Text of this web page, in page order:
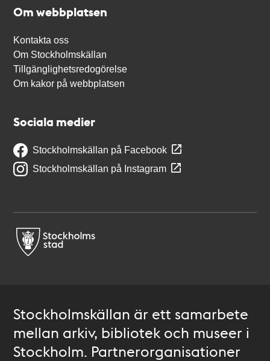
Om webbplatsen
Kontakta oss
Om Stockholmskällan
Tillgänglighetsredogörelse
Om kakor på webbplatsen
Sociala medier
Stockholmskällan på Facebook
Stockholmskällan på Instagram
Stockholmskällan är ett samarbete
mellan arkiv, bibliotek och museer i
Stockholm. Partnerorganisationer